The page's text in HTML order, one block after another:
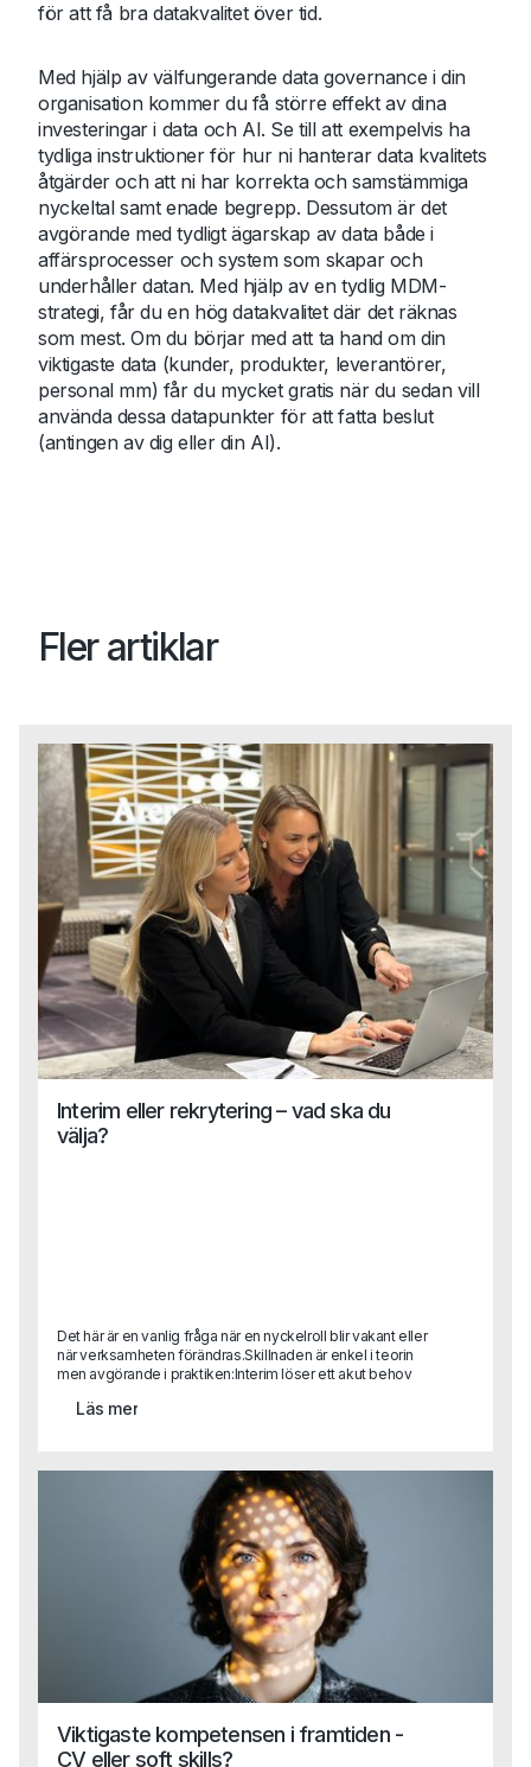
för att få bra datakvalitet över tid.
Med hjälp av välfungerande data governance i din
organisation kommer du få större effekt av dina
investeringar i data och AI. Se till att exempelvis ha
tydliga instruktioner för hur ni hanterar data kvalitets
åtgärder och att ni har korrekta och samstämmiga
nyckeltal samt enade begrepp. Dessutom är det
avgörande med tydligt ägarskap av data både i
affärsprocesser och system som skapar och
underhåller datan. Med hjälp av en tydlig MDM-
strategi, får du en hög datakvalitet där det räknas
som mest. Om du börjar med att ta hand om din
viktigaste data (kunder, produkter, leverantörer,
personal mm) får du mycket gratis när du sedan vill
använda dessa datapunkter för att fatta beslut
(antingen av dig eller din AI).
Fler artiklar
Interim eller rekrytering – vad ska du
välja?
Det här är en vanlig fråga när en nyckelroll blir vakant eller
när verksamheten förändras.Skillnaden är enkel i teorin
men avgörande i praktiken:Interim löser ett akut behov
bygger för framtiden.Det handlar inte om vilket som är
Läs mer
Viktigaste kompetensen i framtiden -
CV eller soft skills?